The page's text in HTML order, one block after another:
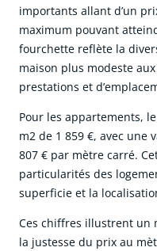
importants allant d’un
maximum pouvant
fourchette reflète la
maison plus modeste
prestations et
Pour les appartements,
m2 de 1 859 €, avec une
807 € par mètre carré.
particularités des
superficie et la
Ces chiffres illustrent un
la justesse du prix au